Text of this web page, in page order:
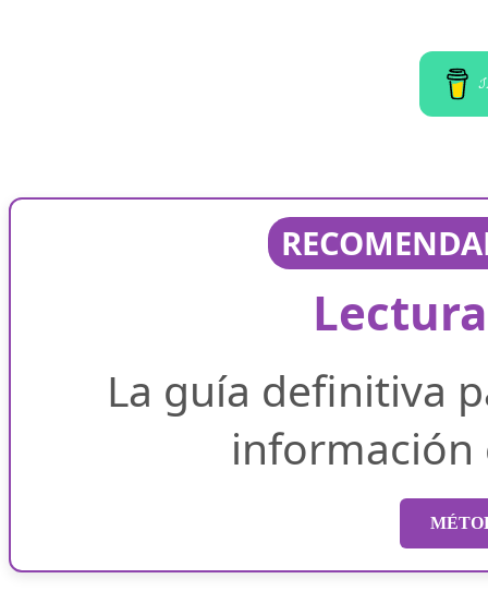
La guía definitiva
información